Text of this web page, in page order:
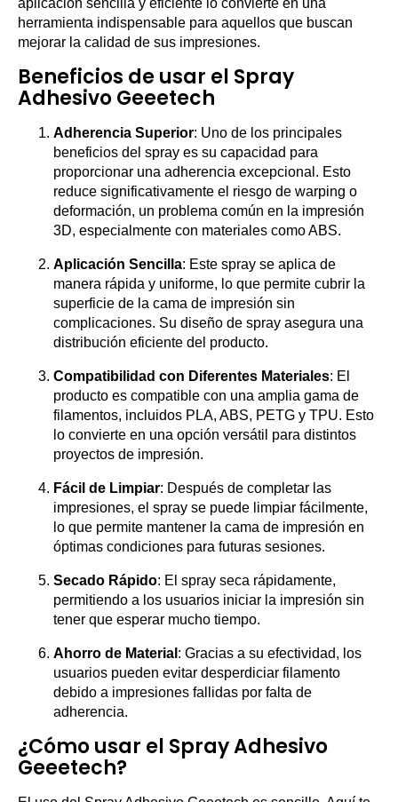
aplicación sencilla y eficiente lo convierte en una
herramienta indispensable para aquellos que buscan
mejorar la calidad de sus impresiones.
Beneficios de usar el Spray
Adhesivo Geeetech
Adherencia Superior: Uno de los principales
beneficios del spray es su capacidad para
proporcionar una adherencia excepcional. Esto
reduce significativamente el riesgo de warping o
deformación, un problema común en la impresión
3D, especialmente con materiales como ABS.
Aplicación Sencilla: Este spray se aplica de
manera rápida y uniforme, lo que permite cubrir la
superficie de la cama de impresión sin
complicaciones. Su diseño de spray asegura una
distribución eficiente del producto.
Compatibilidad con Diferentes Materiales: El
producto es compatible con una amplia gama de
filamentos, incluidos PLA, ABS, PETG y TPU. Esto
lo convierte en una opción versátil para distintos
proyectos de impresión.
Fácil de Limpiar: Después de completar las
impresiones, el spray se puede limpiar fácilmente,
lo que permite mantener la cama de impresión en
óptimas condiciones para futuras sesiones.
Secado Rápido: El spray seca rápidamente,
permitiendo a los usuarios iniciar la impresión sin
tener que esperar mucho tiempo.
Ahorro de Material : Gracias a su efectividad, los
usuarios pueden evitar desperdiciar filamento
debido a impresiones fallidas por falta de
adherencia.
¿Cómo usar el Spray Adhesivo
Geeetech?